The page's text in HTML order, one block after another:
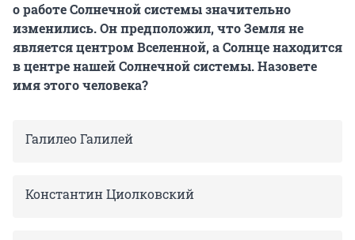
о работе Солнечной системы значительно
изменились. Он предположил, что Земля не
является центром Вселенной, а Солнце находится
в центре нашей Солнечной системы. Назовете
имя этого человека?
Галилео Галилей
Константин Циолковский